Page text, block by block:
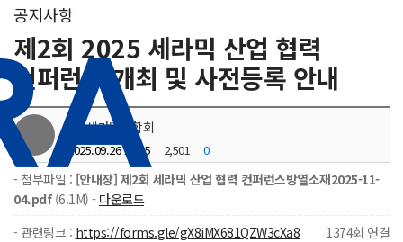
공지사항
제2회 2025 세라믹 산업 협력
컨퍼런스 개최 및 사전등록 안내
한국세라믹연합회
2025.09.26 15:45 2,501 0
- 첨부파일 : [안내장] 제2회 세라믹 산업 협력 컨퍼런스방열소재2025-11-
04.pdf(6.1M) - 다운로드
- 관련링크 : https://forms.gle/gX8iMX681QZW3cXa8
1374회 연결